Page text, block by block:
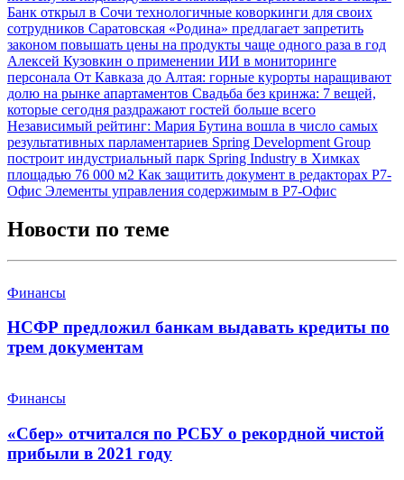
Банк открыл в Сочи технологичные коворкинги для своих
сотрудников Саратовская «Родина» предлагает запретить
законом повышать цены на продукты чаще одного раза в год
Алексей Кузовкин о применении ИИ в мониторинге
персонала От Кавказа до Алтая: горные курорты наращивают
долю на рынке апартаментов Свадьба без кринжа: 7 вещей,
которые сегодня раздражают гостей больше всего
Независимый рейтинг: Мария Бутина вошла в число самых
результативных парламентариев Spring Development Group
построит индустриальный парк Spring Industry в Химках
площадью 76 000 м2 Как защитить документ в редакторах Р7-
Офис Элементы управления содержимым в Р7-Офис
Новости по теме
Финансы
НСФР предложил банкам выдавать кредиты по
трем документам
Финансы
«Сбер» отчитался по РСБУ о рекордной чистой
прибыли в 2021 году